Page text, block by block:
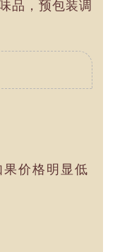
品，预包装调
价格明显低